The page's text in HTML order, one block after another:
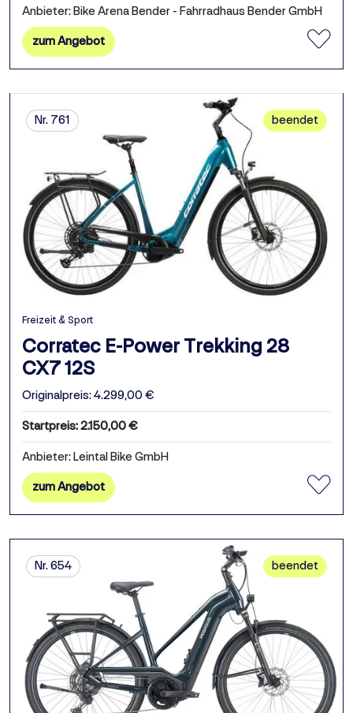
Anbieter: Bike Arena Bender - Fahrradhaus Bender GmbH
zum Angebot
Nr. 761 beendet
Freizeit & Sport
Corratec E-Power Trekking 28
CX7 12S
Originalpreis: 4.299,00 €
Startpreis: 2.150,00 €
Anbieter: Leintal Bike GmbH
zum Angebot
Nr. 654 beendet